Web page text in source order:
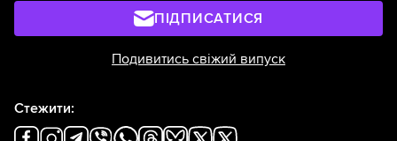
ПІДПИСАТИСЯ
Подивитись свіжий випуск
Стежити: